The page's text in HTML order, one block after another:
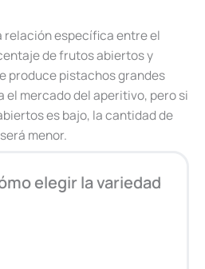
relación específica entre el
de frutos abiertos y
produce pistachos grandes
mercado del aperitivo, pero si
es bajo, la cantidad de
menor.
elegir la variedad